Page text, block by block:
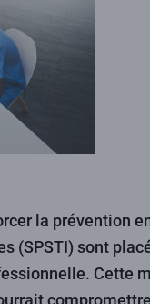
la prévention
(SPSTI) sont
Cette